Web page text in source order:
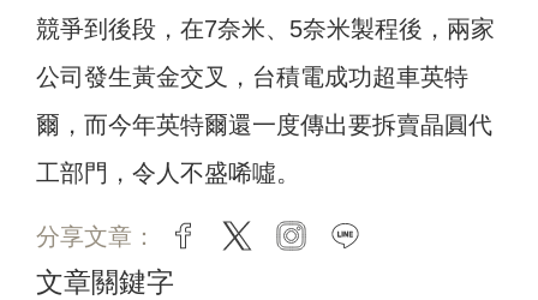
競爭到後段，在7奈米、5奈米製程後，兩家
公司發生黃金交叉，台積電成功超車英特
爾，而今年英特爾還一度傳出要拆賣晶圓代
工部門，令人不盛唏噓。
分享文章： facebook
twitter instagram
文章關鍵字